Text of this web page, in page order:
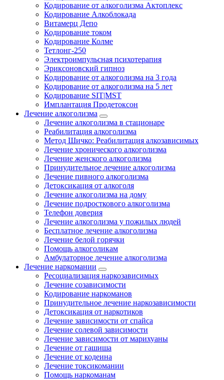
Кодирование от алкоголизма Актоплекс
Кодирование Алкоблокада
Витамерц Депо
Кодирование током
Кодирование Колме
Тетлонг-250
Электроимпульсная психотерапия
Эриксоновский гипноз
Кодирование от алкоголизма на 3 года
Кодирование от алкоголизма на 5 лет
Кодирование SIT|MST
Имплантация Продетоксон
Лечение алкоголизма
Лечение алкоголизма в стационаре
Реабилитация алкоголизма
Метод Шичко: Реабилитация алкозависимых
Лечение хронического алкоголизма
Лечение женского алкоголизма
Принудительное лечение алкоголизма
Лечение пивного алкоголизма
Детоксикация от алкоголя
Лечение алкоголизма на дому
Лечение подросткового алкоголизма
Телефон доверия
Лечение алкоголизма у пожилых людей
Бесплатное лечение алкоголизма
Лечение белой горячки
Помощь алкоголикам
Амбулаторное лечение алкоголизма
Лечение наркомании
Ресоциализация наркозависимых
Лечение созависимости
Кодирование наркоманов
Принудительное лечение наркозависимости
Детоксикация от наркотиков
Лечение зависимости от спайса
Лечение солевой зависимости
Лечение зависимости от марихуаны
Лечение от гашиша
Лечение от кодеина
Лечение токсикомании
Помощь наркоманам